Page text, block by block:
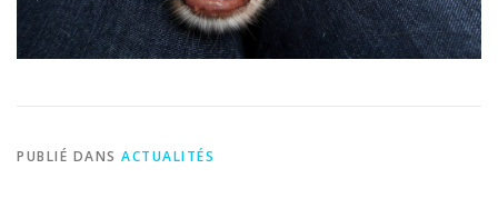
PUBLIÉ DANS ACTUALITÉS